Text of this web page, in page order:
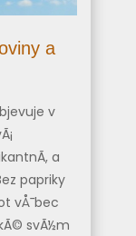
a
v
a
papriky
vÅ¯bec
svÃ½m